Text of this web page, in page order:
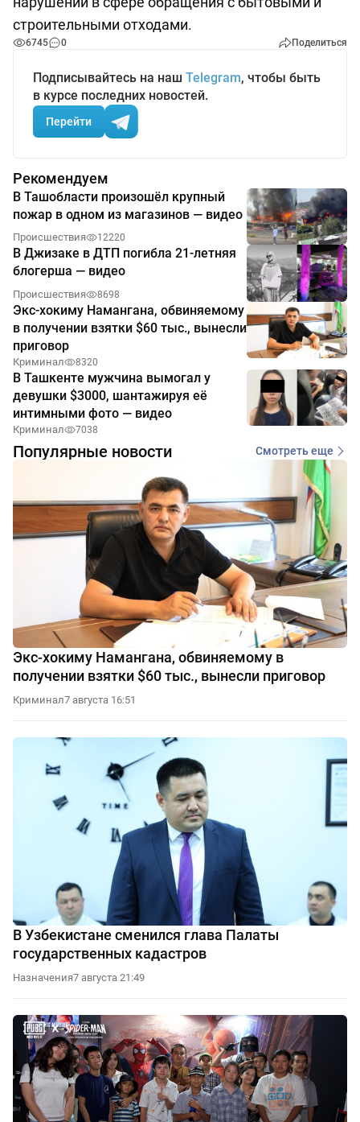
строительными отходами.
6745 0 Поделиться
Подписывайтесь на наш Telegram, чтобы быть
в курсе последних новостей.
Перейти
Рекомендуем
В Ташобласти произошёл крупный
пожар в одном из магазинов — видео
Происшествия 12220
В Джизаке в ДТП погибла 21-летняя
блогерша — видео
Происшествия 8698
Экс-хокиму Намангана, обвиняемому
в получении взятки $60 тыс., вынесли
приговор
Криминал 8320
В Ташкенте мужчина вымогал у
девушки $3000, шантажируя её
интимными фото — видео
Криминал 7038
Популярные новости Смотреть еще
Экс-хокиму Намангана, обвиняемому в
получении взятки $60 тыс., вынесли приговор
Криминал7 августа 16:51
В Узбекистане сменился глава Палаты
государственных кадастров
Назначения7 августа 21:49